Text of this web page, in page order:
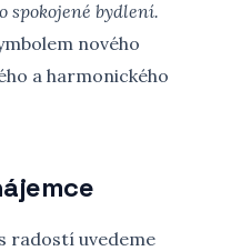
spokojené bydlení.
nového
a harmonického
radostí uvedeme